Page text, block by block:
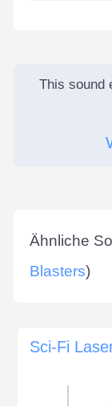
This sound
Ähnliche
Blasters)
Sci-Fi